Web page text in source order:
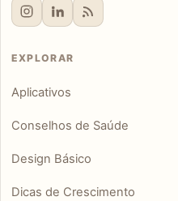
EXPLORAR
Aplicativos
Conselhos de Saúde
Design Básico
Dicas de Crescimento